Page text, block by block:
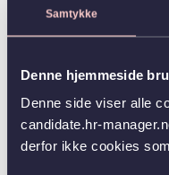
Samtykke
Denne hjemmeside
Denne side viser alle
candidate.hr-
derfor ikke cookies